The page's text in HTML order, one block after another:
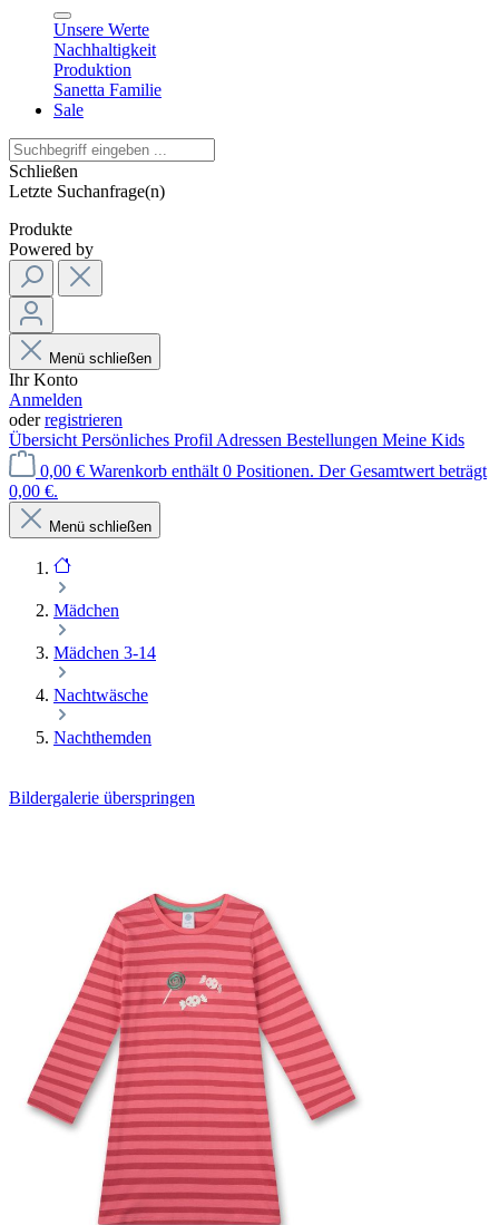
Unsere Werte
Nachhaltigkeit
Produktion
Sanetta Familie
Sale
Schließen
Letzte Suchanfrage(n)
Produkte
Powered by
Menü schließen
Ihr Konto
Anmelden
oderregistrieren
Übersicht Persönliches Profil Adressen Bestellungen Meine Kids
0,00 € Warenkorb enthält 0 Positionen. Der Gesamtwert beträgt
0,00 €.
Menü schließen
Mädchen
Mädchen 3-14
Nachtwäsche
Nachthemden
Bildergalerie überspringen